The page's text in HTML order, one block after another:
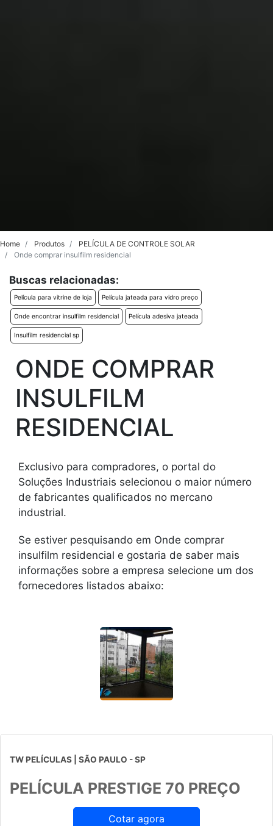
Home Produtos
PELÍCULA DE CONTROLE SOLAR
Onde comprar insulfilm residencial
Buscas relacionadas:
Película para vitrine de loja Película jateada para vidro preço
Onde encontrar insulfilm residencial Película adesiva jateada
Insulfilm residencial sp
ONDE COMPRAR
INSULFILM
RESIDENCIAL
Exclusivo para compradores, o portal do
Soluções Industriais selecionou o maior número
de fabricantes qualificados no mercano
industrial.
Se estiver pesquisando em Onde comprar
insulfilm residencial e gostaria de saber mais
informações sobre a empresa selecione um dos
fornecedores listados abaixo:
TW PELÍCULAS | SÃO PAULO - SP
PELÍCULA PRESTIGE 70 PREÇO
Cotar agora